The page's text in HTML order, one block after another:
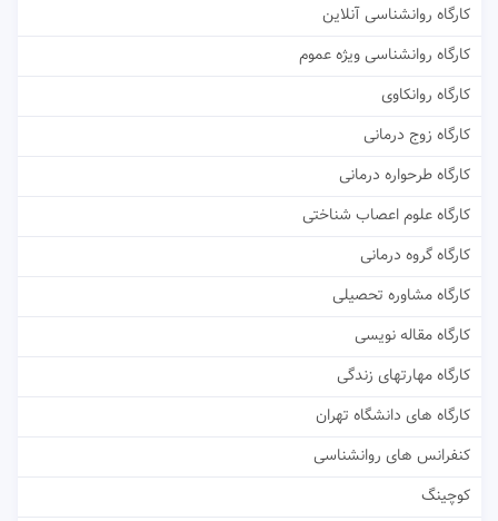
کارگاه روانشناسی آنلاین
کارگاه روانشناسی ویژه عموم
کارگاه روانکاوی
کارگاه زوج درمانی
کارگاه طرحواره درمانی
کارگاه علوم اعصاب شناختی
کارگاه گروه درمانی
کارگاه مشاوره تحصیلی
کارگاه مقاله نویسی
کارگاه مهارتهای زندگی
کارگاه های دانشگاه تهران
کنفرانس های روانشناسی
کوچینگ